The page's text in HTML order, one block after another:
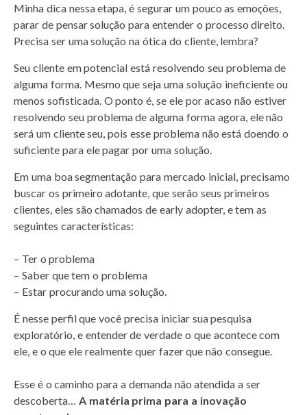
Minha dica nessa etapa, é segurar um pouco as emoções,
parar de pensar solução para entender o processo direito.
Precisa ser uma solução na ótica do cliente, lembra?
Seu cliente em potencial está resolvendo seu problema de
alguma forma. Mesmo que seja uma solução ineficiente ou
menos sofisticada. O ponto é, se ele por acaso não estiver
resolvendo seu problema de alguma forma agora, ele não
será um cliente seu, pois esse problema não está doendo o
suficiente para ele pagar por uma solução.
Em uma boa segmentação para mercado inicial, precisamo
buscar os primeiro adotante, que serão seus primeiros
clientes, eles são chamados de early adopter, e tem as
seguintes características:
– Ter o problema
– Saber que tem o problema
– Estar procurando uma solução.
É nesse perfil que você precisa iniciar sua pesquisa
exploratório, e entender de verdade o que acontece com
ele, e o que ele realmente quer fazer que não consegue.
Esse é o caminho para a demanda não atendida a ser
descoberta…
A matéria prima para a inovação